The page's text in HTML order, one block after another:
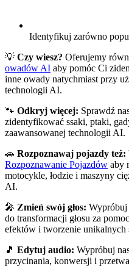
Identyfikuj zarówno
💡 Czy wiesz? Oferujemy
owadów AI aby pomóc Ci
inne owady natychmiast przy
technologii AI.
🐾 Odkryj więcej: Sprawdź
zidentyfikować ssaki, ptaki,
zaawansowanej technologii AI.
🚗 Rozpoznawaj pojazdy też:
Rozpoznawanie Pojazdów aby
motocykle, łodzie i maszyny
AI.
🎤 Zmień swój głos: Wypróbuj
do transformacji głosu za
efektów i tworzenie unikalnych
🎵 Edytuj audio: Wypróbuj
przycinania, konwersji i